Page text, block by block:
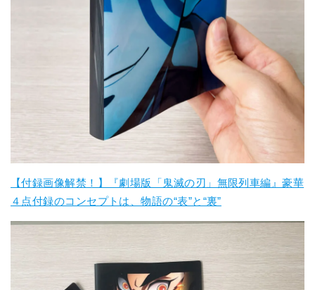
【付録画像解禁！】『劇場版「鬼滅の刃」無限列車編』豪華
４点付録のコンセプトは、物語の“表”と“裏”